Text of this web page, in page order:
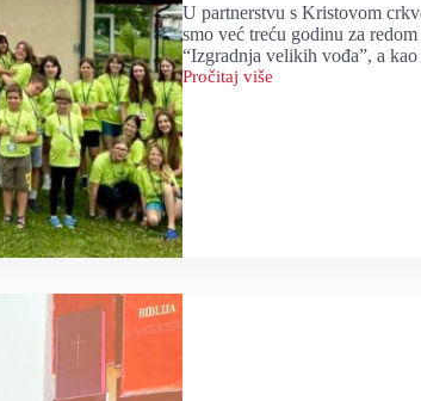
U partnerstvu s Kristovom
smo već treću godinu za
“Izgradnja velikih vođa”, a
Pročitaj više
Ljetni
kamp
u
Varaždinu